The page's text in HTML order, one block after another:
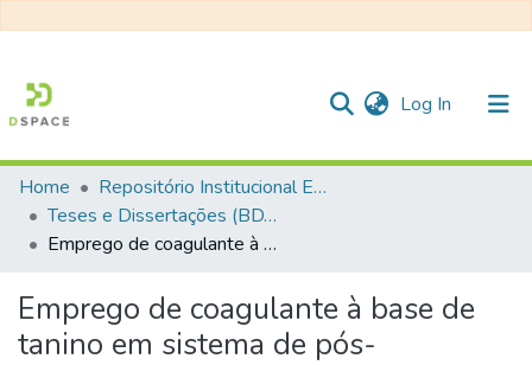
Log In (current)
Communities & Collections
All of DSpace
Statistics
Home
Repositório Institucional EESC
Teses e Dissertações (BDTD USP)
Emprego de coagulante à base de tanino em sistema de pós-tratamento de efluente de reator UASB por flotação
Emprego de coagulante à base de
tanino em sistema de pós-